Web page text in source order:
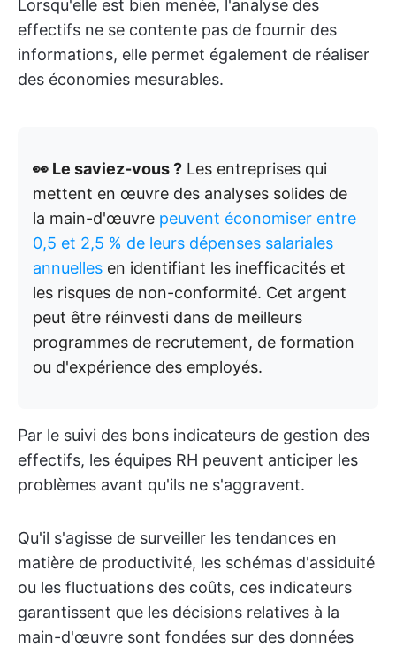
Lorsqu'elle est bien menée, l'analyse des
effectifs ne se contente pas de fournir des
informations, elle permet également de réaliser
des économies mesurables.
👀 Le saviez-vous ? Les entreprises qui
mettent en œuvre des analyses solides de
la main-d'œuvre peuvent économiser entre
0,5 et 2,5 % de leurs dépenses salariales
annuelles en identifiant les inefficacités et
les risques de non-conformité. Cet argent
peut être réinvesti dans de meilleurs
programmes de recrutement, de formation
ou d'expérience des employés.
Par le suivi des bons indicateurs de gestion des
effectifs, les équipes RH peuvent anticiper les
problèmes avant qu'ils ne s'aggravent.
Qu'il s'agisse de surveiller les tendances en
matière de productivité, les schémas d'assiduité
ou les fluctuations des coûts, ces indicateurs
garantissent que les décisions relatives à la
main-d'œuvre sont fondées sur des données